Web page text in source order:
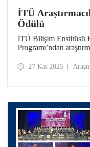
İTÜ
Ödülü
İTÜ Bilişim Enstitüsü
Programı’ndan
hazırladıkları
27 Kas 2025